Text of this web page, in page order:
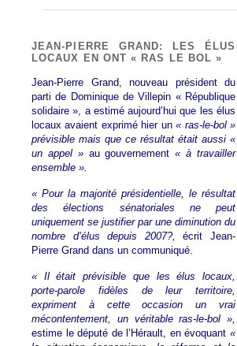
JEAN-PIERRE GRAND: LES ÉLUS
LOCAUX EN ONT « RAS LE BOL »
Jean-Pierre Grand, nouveau président du
parti de Dominique de Villepin « République
solidaire », a estimé aujourd’hui que les élus
locaux avaient exprimé hier un« ras-le-bol »
prévisible mais que ce résultat était aussi «
un appel »au gouvernement « à travailler
ensemble ».
« Pour la majorité présidentielle, le résultat
des élections sénatoriales ne peut
uniquement se justifier par une diminution du
nombre d’élus depuis 2007?,
écrit Jean-
Pierre Grand dans un communiqué.
« Il était prévisible que les élus locaux,
porte-parole fidèles de leur territoire,
expriment à cette occasion un vrai
mécontentement, un véritable ras-le-bol »,
estime le député de l’Hérault, en évoquant «